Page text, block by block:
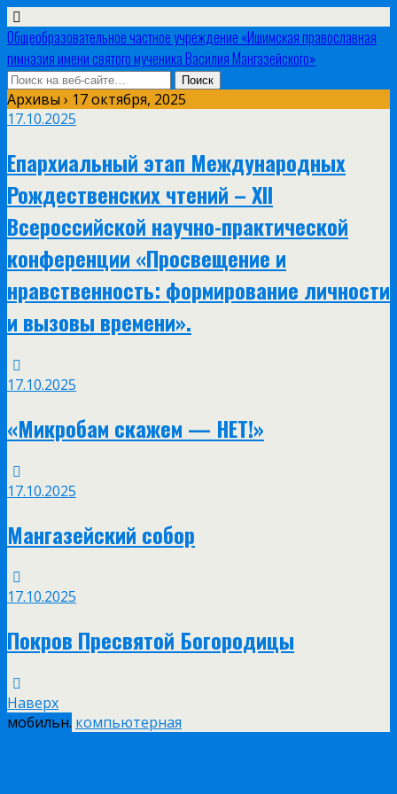
Общеобразовательное частное учреждение «Ишимская православная
гимназия имени святого мученика Василия Мангазейского»
Архивы › 17 октября, 2025
17.10.2025
Епархиальный этап Международных
Рождественских чтений – XII
Всероссийской научно-практической
конференции «Просвещение и
нравственность: формирование личности
и вызовы времени».
17.10.2025
«Микробам скажем — НЕТ!»
17.10.2025
Мангазейский собор
17.10.2025
Покров Пресвятой Богородицы
Наверх
мобильн. компьютерная